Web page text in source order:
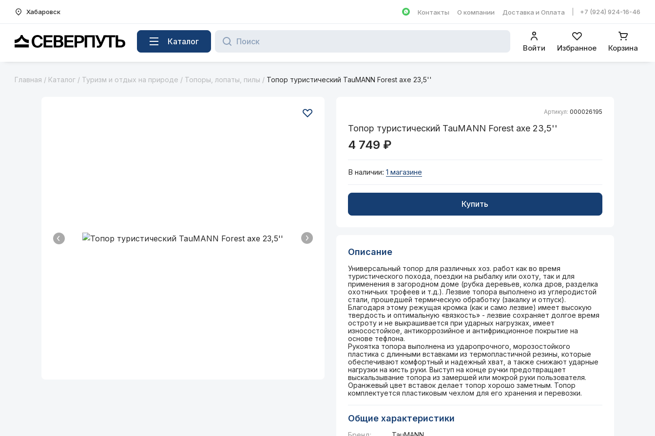
Хабаровск
Написать в WhatsApp
Контакты О компании Доставка и Оплата +7 (924) 924-16-46
Вернуться на главную страницу Каталог
Войти Избранное Корзина
Главная / Каталог / Туризм и отдых на природе / Топоры, лопаты, пилы / Топор туристический TauMANN Forest axe 23,5''
Артикул: 000026195
Топор туристический TauMANN Forest axe 23,5''
4 749 ₽
В наличии: 1 магазине
Купить
Описание
Универсальный топор для различных хоз. работ как во время
туристического похода, поездки на рыбалку или охоту, так и для
применения в загородном доме (рубка деревьев, колка дров, разделка
охотничьих трофеев и т.д.). Лезвие топора выполнено из углеродистой
стали, прошедшей термическую обработку (закалку и отпуск).
Благодаря этому режущая кромка (как и само лезвие) имеет высокую
твердость и оптимальную «вязкость» - лезвие сохраняет долгое время
остроту и не выкрашивается при ударных нагрузках, имеет
износостойкое, антикоррозийное и антифрикционное покрытие на
основе тефлона.
Рукоятка топора выполнена из ударопрочного, морозостойкого
пластика с длинными вставками из термопластичной резины, которые
обеспечивают комфортный и надежный хват, а также снижают ударные
нагрузки на кисть руки. Выступ на конце ручки предотвращает
выскальзывание топора из замершей или мокрой руки пользователя.
Оранжевый цвет вставок делает топор хорошо заметным. Топор
комплектуется пластиковым чехлом для его хранения и перевозки.
Общие характеристики